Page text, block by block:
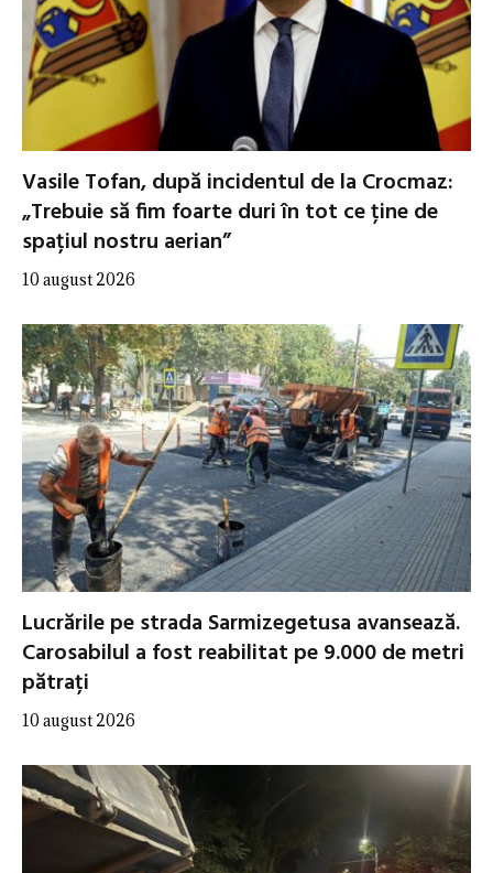
Vasile Tofan, după incidentul de la Crocmaz:
„Trebuie să fim foarte duri în tot ce ține de
spațiul nostru aerian”
10 august 2026
Lucrările pe strada Sarmizegetusa avansează.
Carosabilul a fost reabilitat pe 9.000 de metri
pătrați
10 august 2026